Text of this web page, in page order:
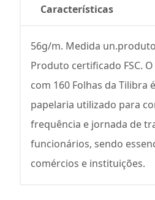
Características
56g/m. Medida
Produto certificado FSC.
com 160 Folhas da Tilibra
papelaria utilizado para
frequência e jornada de
funcionários, sendo
comércios e instituições.